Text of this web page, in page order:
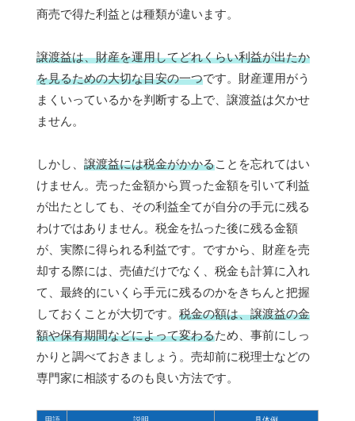
商売で得た利益とは種類が違います。
譲渡益は、財産を運用してどれくらい利益が出たか
を見るための大切な目安の一つです。財産運用がう
まくいっているかを判断する上で、譲渡益は欠かせ
ません。
しかし、 譲渡益には税金がかかることを忘れてはい
けません。売った金額から買った金額を引いて利益
が出たとしても、その利益全てが自分の手元に残る
わけではありません。税金を払った後に残る金額
が、実際に得られる利益です。ですから、財産を売
却する際には、売値だけでなく、税金も計算に入れ
て、最終的にいくら手元に残るのかをきちんと把握
しておくことが大切です。 税金の額は、譲渡益の金
額や保有期間などによって変わるため、事前にしっ
かりと調べておきましょう。売却前に税理士などの
専門家に相談するのも良い方法です。